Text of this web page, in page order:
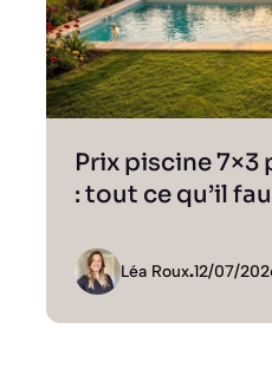
Prix piscine
: tout ce qu’il
Léa Roux.12/07/